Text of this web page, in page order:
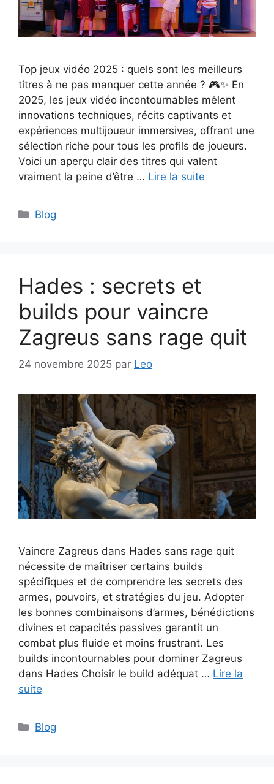
Top jeux vidéo 2025 : quels sont les meilleurs
titres à ne pas manquer cette année ? 🎮✨ En
2025, les jeux vidéo incontournables mêlent
innovations techniques, récits captivants et
expériences multijoueur immersives, offrant une
sélection riche pour tous les profils de joueurs.
Voici un aperçu clair des titres qui valent
vraiment la peine d’être … Lire la suite
Catégories
Blog
Hades : secrets et
builds pour vaincre
Zagreus sans rage quit
24 novembre 2025 par Leo
Vaincre Zagreus dans Hades sans rage quit
nécessite de maîtriser certains builds
spécifiques et de comprendre les secrets des
armes, pouvoirs, et stratégies du jeu. Adopter
les bonnes combinaisons d’armes, bénédictions
divines et capacités passives garantit un
combat plus fluide et moins frustrant. Les
builds incontournables pour dominer Zagreus
dans Hades Choisir le build adéquat … Lire la
suite
Catégories
Blog